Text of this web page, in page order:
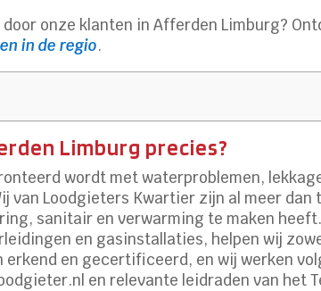
onze klanten in Afferden Limburg?
in de regio.
Limburg precies?
wordt met waterproblemen,
van Loodgieters Kwartier zijn al meer
sanitair en verwarming te maken
en gasinstallaties, helpen wij
en gecertificeerd, en wij werken
en relevante leidraden van het